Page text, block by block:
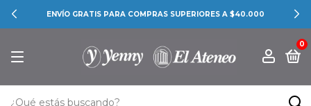
ENVÍO GRATIS PARA COMPRAS SUPERIORES A $40.000
0